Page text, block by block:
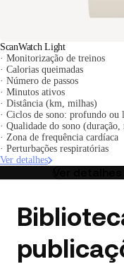
ScanWatch Light
· Monitorização de treinos
· Calorias queimadas
· Número de passos
· Minutos ativos
· Distância (km, milhas)
· Ciclos de sono: profundo ou
· Qualidade do sono
· Zona de frequência cardíaca
· Perturbações respiratórias
Ver detalhes